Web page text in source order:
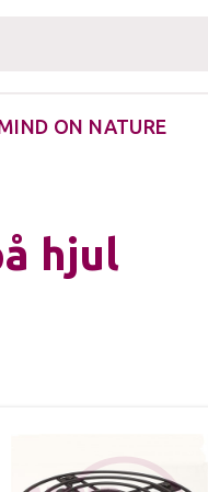
ON NATURE
hjul